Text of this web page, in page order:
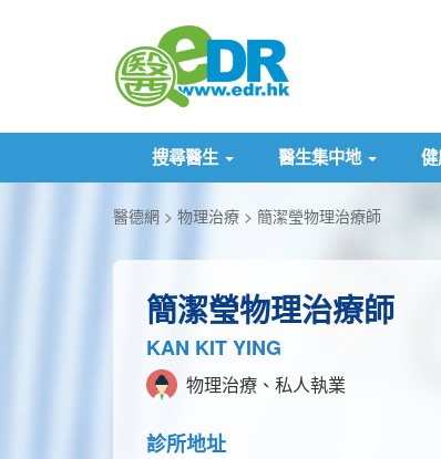
搜尋醫生 醫生集中地
醫德網 物理治療 簡潔瑩物理治療師
簡潔瑩物理治療師
KAN KIT YING
物理治療、私人執業
診所地址